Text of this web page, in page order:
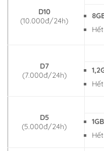
D10
(10.000đ/24h)
D7
(7.000đ/24h)
D5
(5.000đ/24h)
1GB